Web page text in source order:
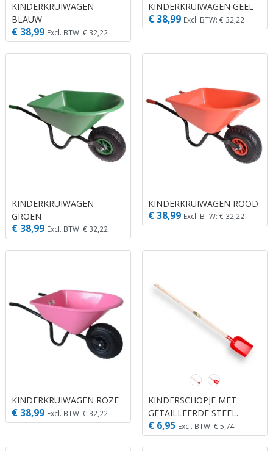
KINDERKRUIWAGEN
BLAUW
€ 38,99 Excl. BTW: € 32,22
KINDERKRUIWAGEN GEEL
€ 38,99 Excl. BTW: € 32,22
KINDERKRUIWAGEN
GROEN
€ 38,99 Excl. BTW: € 32,22
KINDERKRUIWAGEN ROOD
€ 38,99 Excl. BTW: € 32,22
KINDERKRUIWAGEN ROZE
€ 38,99 Excl. BTW: € 32,22
KINDERSCHOPJE MET
GETAILLEERDE STEEL.
€ 6,95 Excl. BTW: € 5,74